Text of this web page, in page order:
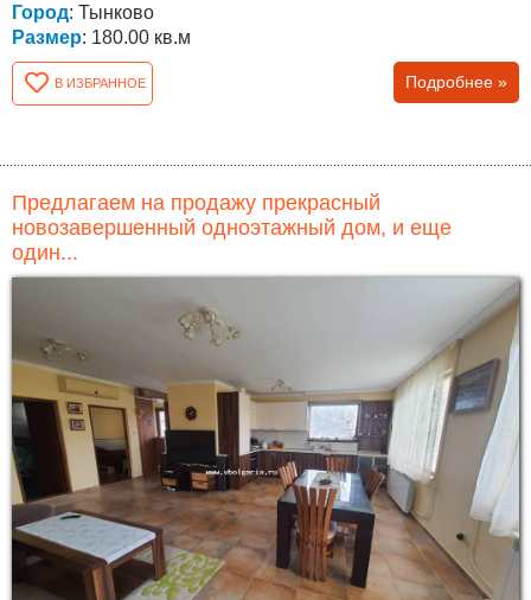
Город: Тынково
Размер: 180.00 кв.м
В ИЗБРАННОЕ Подробнее »
Предлагаем на продажу прекрасный
новозавершенный одноэтажный дом, и еще
один...